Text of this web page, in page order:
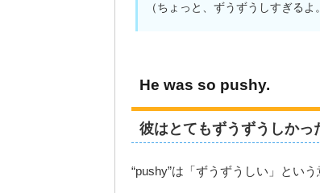
（ちょっと、ずうずうしすぎるよ
He was so pushy.
彼はとてもずうずうしかっ
“pushy”は「ずうずうしい」という